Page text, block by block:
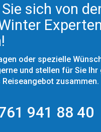
sich von
Experten
oder spezielle
und stellen für Sie Ihr
zusammen.
941 88 40